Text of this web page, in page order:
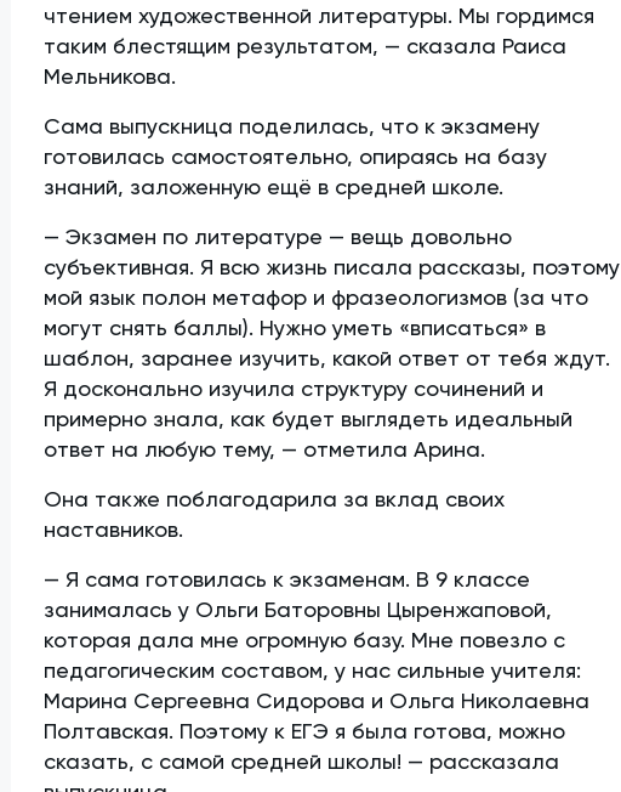
чтением художественной литературы. Мы гордимся
таким блестящим результатом, — сказала Раиса
Мельникова.
Сама выпускница поделилась, что к экзамену
готовилась самостоятельно, опираясь на базу
знаний, заложенную ещё в средней школе.
— Экзамен по литературе — вещь довольно
субъективная. Я всю жизнь писала рассказы, поэтому
мой язык полон метафор и фразеологизмов (за что
могут снять баллы). Нужно уметь «вписаться» в
шаблон, заранее изучить, какой ответ от тебя ждут.
Я досконально изучила структуру сочинений и
примерно знала, как будет выглядеть идеальный
ответ на любую тему, — отметила Арина.
Она также поблагодарила за вклад своих
наставников.
— Я сама готовилась к экзаменам. В 9 классе
занималась у Ольги Баторовны Цыренжаповой,
которая дала мне огромную базу. Мне повезло с
педагогическим составом, у нас сильные учителя:
Марина Сергеевна Сидорова и Ольга Николаевна
Полтавская. Поэтому к ЕГЭ я была готова, можно
сказать, с самой средней школы! — рассказала